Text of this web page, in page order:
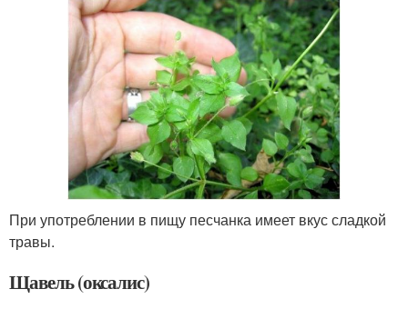
При употреблении в пищу песчанка имеет вкус сладкой
травы.
Щавель (оксалис)